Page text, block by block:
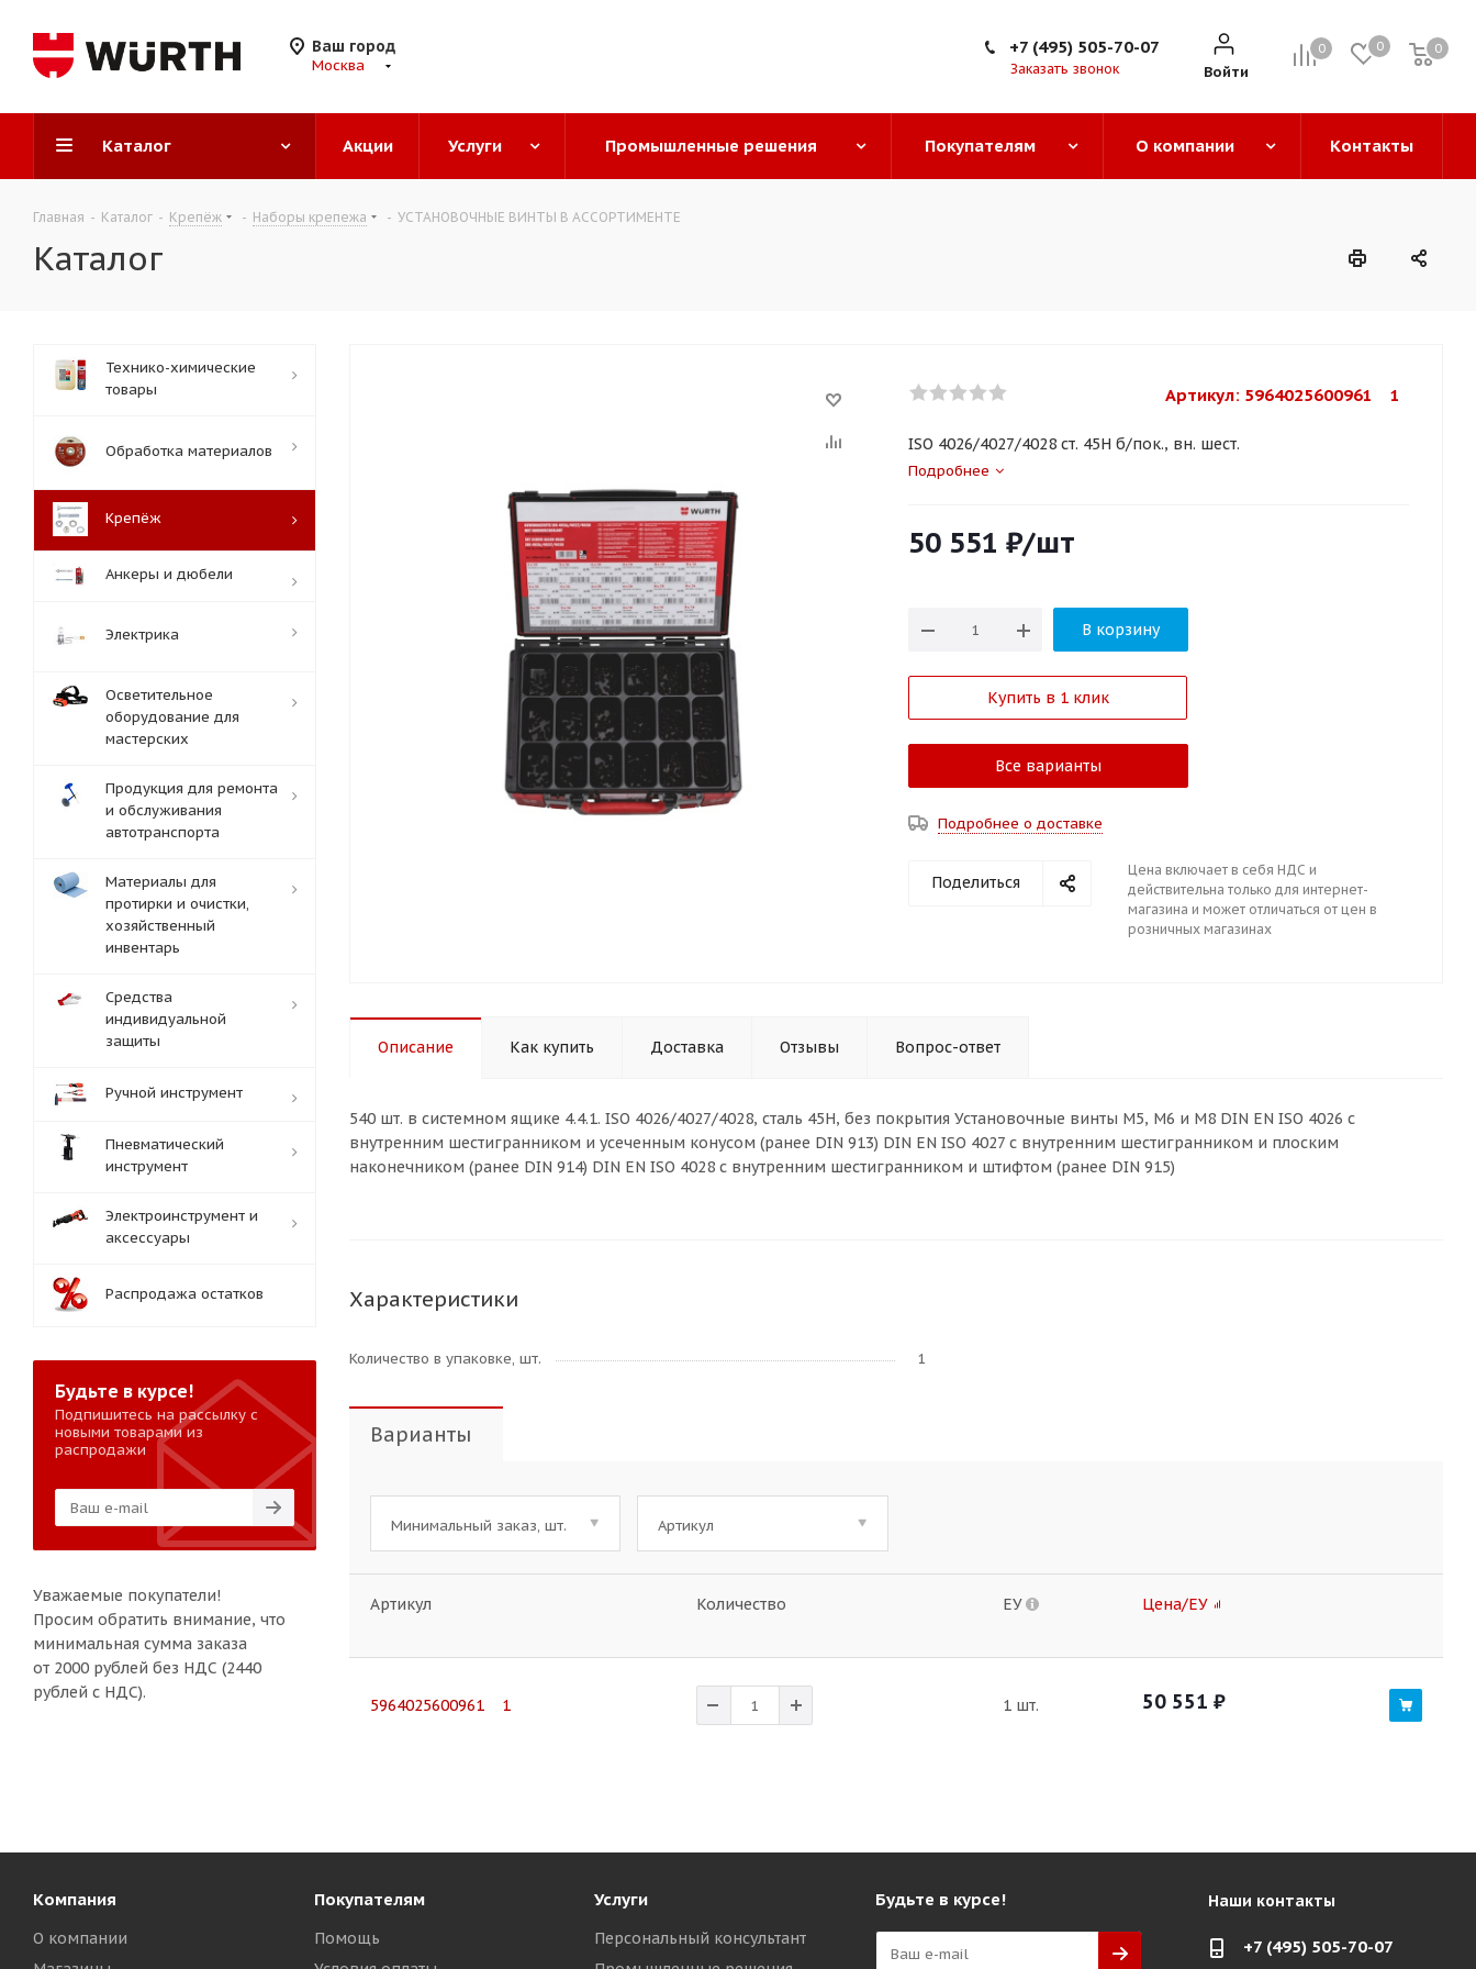
Ваш город
Москва
0 0 0
0
Войти
+7 (495) 505-70-07
Заказать звонок
Каталог Акции Услуги Промышленные решения Покупателям О компании Контакты
Главная - Каталог - Крепёж - Наборы крепежа - УСТАНОВОЧНЫЕ ВИНТЫ В АССОРТИМЕНТЕ
Каталог
Артикул: 5964025600961    1
ISO 4026/4027/4028 ст. 45H б/пок., вн. шест.
Подробнее
50 551 ₽/шт
В корзину
Купить в 1 клик
Все варианты
Подробнее о доставке
Поделиться
Цена включает в себя НДС и
действительна только для интернет-
магазина и может отличаться от цен в
розничных магазинах
Описание Как купить Доставка Отзывы Вопрос-ответ
540 шт. в системном ящике 4.4.1. ISO 4026/4027/4028, сталь 45H, без покрытия Установочные винты M5, M6 и M8 DIN EN ISO 4026 с
внутренним шестигранником и усеченным конусом (ранее DIN 913) DIN EN ISO 4027 с внутренним шестигранником и плоским
наконечником (ранее DIN 914) DIN EN ISO 4028 с внутренним шестигранником и штифтом (ранее DIN 915)
Характеристики
Количество в упаковке, шт. 1
Варианты
Минимальный заказ, шт. Артикул
Артикул Количество ЕУ Цена/ЕУ
5964025600961 1 1 шт. 50 551 ₽
Технико-химические
товары
Обработка материалов
Крепёж
Анкеры и дюбели
Электрика
Осветительное
оборудование для
мастерских
Продукция для ремонта
и обслуживания
автотранспорта
Материалы для
протирки и очистки,
хозяйственный
инвентарь
Средства
индивидуальной
защиты
Ручной инструмент
Пневматический
инструмент
Электроинструмент и
аксессуары
Распродажа остатков
Будьте в курсе!
Подпишитесь на рассылку с
новыми товарами из
распродажи
Уважаемые покупатели!
Просим обратить внимание, что
минимальная сумма заказа
от 2000 рублей без НДС (2440
рублей с НДС).
Компания
О компании
Покупателям
Помощь
Услуги
Персональный консультант
Будьте в курсе! Наши контакты
+7 (495) 505-70-07